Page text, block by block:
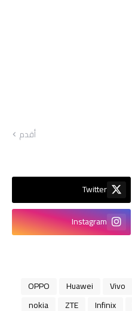
أقدم
Twitter
Instagram
Vivo
Huawei
OPPO
Infinix
ZTE
nokia